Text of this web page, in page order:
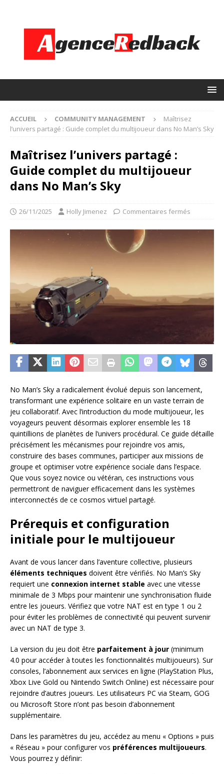
ACCUEIL COMMUNITY MANAGEMENT
Maîtrisez
l’univers partagé : Guide complet du multijoueur dans No Man’s Sky
Maîtrisez l’univers partagé :
Guide complet du multijoueur
dans No Man’s Sky
26/11/2025 Holly Jimenez Commentaires fermés
No Man’s Sky a radicalement évolué depuis son lancement,
transformant une expérience solitaire en un vaste terrain de
jeu collaboratif. Avec l’introduction du mode multijoueur, les
voyageurs peuvent désormais explorer ensemble les 18
quintillions de planètes de l’univers procédural. Ce guide détaille
précisément les mécanismes pour rejoindre vos amis,
construire des bases communes, participer aux missions de
groupe et optimiser votre expérience sociale dans l’espace.
Que vous soyez novice ou vétéran, ces instructions vous
permettront de naviguer efficacement dans les systèmes
interconnectés de ce cosmos virtuel partagé.
Prérequis et configuration
initiale pour le multijoueur
Avant de vous lancer dans l’aventure collective, plusieurs
éléments techniques doivent être vérifiés. No Man’s Sky
requiert une connexion internet stable avec une vitesse
minimale de 3 Mbps pour maintenir une synchronisation fluide
entre les joueurs. Vérifiez que votre NAT est en type 1 ou 2
pour éviter les problèmes de connectivité qui peuvent survenir
avec un NAT de type 3.
La version du jeu doit être parfaitement à jour (minimum
4.0 pour accéder à toutes les fonctionnalités multijoueurs). Sur
consoles, l’abonnement aux services en ligne (PlayStation Plus,
Xbox Live Gold ou Nintendo Switch Online) est nécessaire pour
rejoindre d’autres joueurs. Les utilisateurs PC via Steam, GOG
ou Microsoft Store n’ont pas besoin d’abonnement
supplémentaire.
Dans les paramètres du jeu, accédez au menu « Options » puis
« Réseau » pour configurer vos préférences multijoueurs.
Vous pourrez y définir: